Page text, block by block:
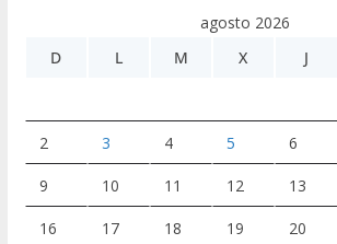
agosto 2026
D
L M X J
2 3 4 5 6
9 10 11 12 13
16 17 18 19 20